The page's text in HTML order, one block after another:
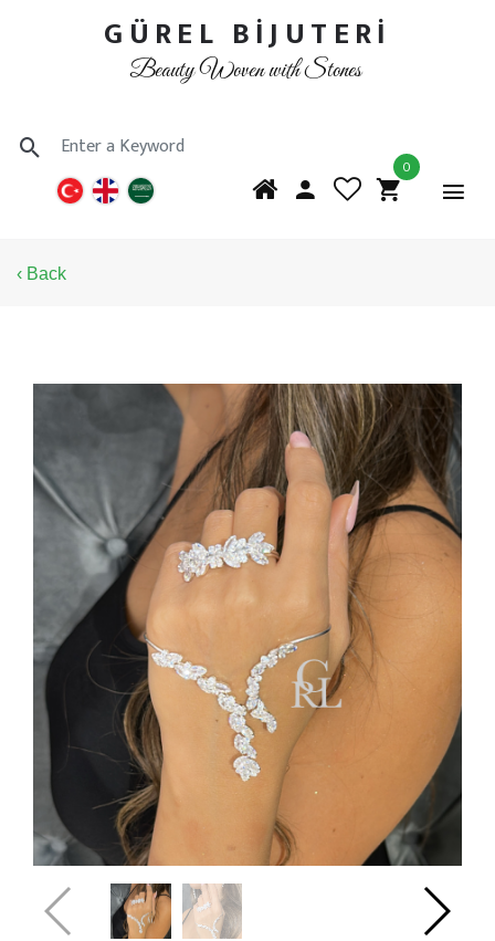
GÜREL BİJUTERİ
Beauty Woven with Stones
0
‹ Back